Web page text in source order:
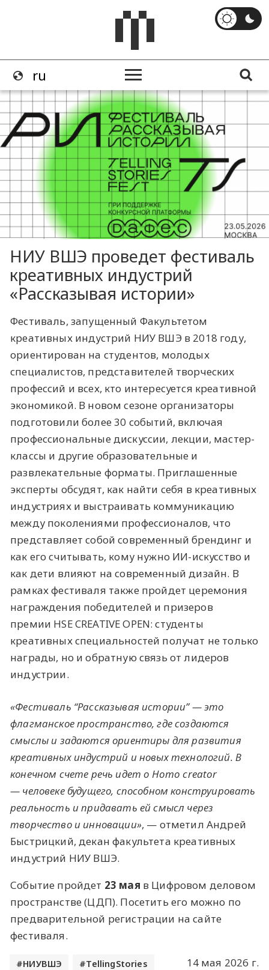
НИУ ВШЭ проведет фестиваль
креативных индустрий
«Рассказывая истории»
Фестиваль, запущенный Факультетом
креативных индустрий НИУ ВШЭ в 2018 году,
ориентирован на студентов, молодых
специалистов, представителей творческих
профессий и всех, кто интересуется креативной
экономикой. В новом сезоне организаторы
подготовили более 30 событий, включая
профессиональные дискуссии, лекции, мастер-
классы и другие образовательные и
развлекательные форматы. Приглашенные
эксперты обсудят, как найти себя в креативных
индустриях и выстраивать коммуникацию
между поколениями профессионалов, что
представляет собой современный брендинг и
как его считывать, кому нужно ИИ-искусство и
как дети влияют на современный дизайн. В
рамках фестиваля также пройдет церемония
награждения победителей и призеров
премии HSE CREATIVE OPEN: студенты
креативных специальностей получат не только
награды, но и обратную связь от лидеров
индустрии.
«Фестиваль “Рассказывая истории” — это
флагманское пространство, где создаются
смыслы и задаются ориентиры для развития
креативных индустрий и новых технологий. В
конечном счете речь идет о Homo creator
— человеке будущего, способном конструировать
реальность и придавать ей смысл через
творчество и инновации», — отметил Андрей
Быстрицкий, декан факультета креативных
индустрий НИУ ВШЭ.
Событие пройдет 23 мая в Цифровом деловом
пространстве (ЦДП). Посетить его можно по
предварительной регистрации на сайте
фестиваля.
14 мая 2026 г.
НИУВШЭ TellingStories